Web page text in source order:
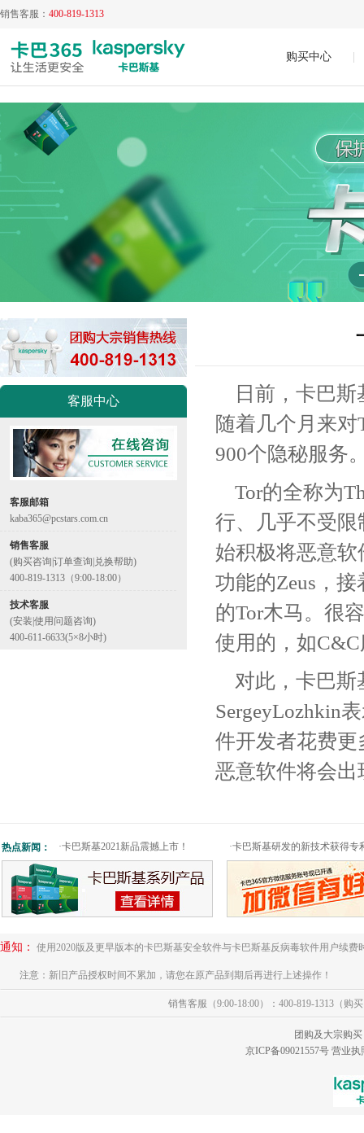
销售客服： 400-819-1313
购买中心
客服中心
客服邮箱
kaba365@pcstars.com.cn
销售客服
(购买咨询|订单查询|兑换帮助)
400-819-1313（9:00-18:00）
技术客服
(安装|使用问题咨询)
400-611-6633(5×8小时)
日前，卡巴
随着几个月来
900个隐秘服务
Tor的全称为
行、几乎不受
始积极将恶意软
功能的Zeus，
的Tor木马。很
使用的，如
对此，卡巴
SergeyLozhkin
件开发者花费
恶意软件将会出
热点新闻： ·卡巴斯基2021新品震撼上市！ ·卡巴斯基研发的新技术获得专
通知： 使用2020版及更早版本的卡巴斯基安全软件与卡巴斯基反病毒软件用户续
注意：新旧产品授权时间不累加，请您在原产品到期后再进行上述操作！
销售客服（9:00-18:00）：400-819-1313（购
团购及大宗购买
京ICP备09021557号 营业执